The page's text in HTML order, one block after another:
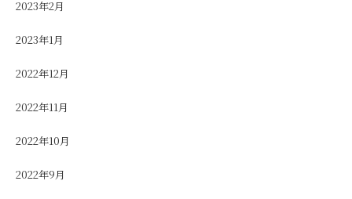
2023年2月
2023年1月
2022年12月
2022年11月
2022年10月
2022年9月